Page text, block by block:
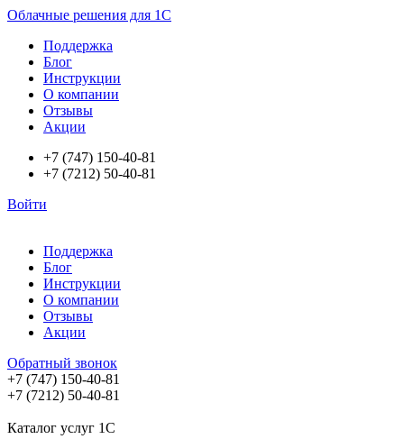
Облачные решения для 1С
Поддержка
Блог
Инструкции
О компании
Отзывы
Акции
+7 (747) 150-40-81
+7 (7212) 50-40-81
Войти
Поддержка
Блог
Инструкции
О компании
Отзывы
Акции
Обратный звонок
+7 (747) 150-40-81
+7 (7212) 50-40-81
Каталог услуг 1С